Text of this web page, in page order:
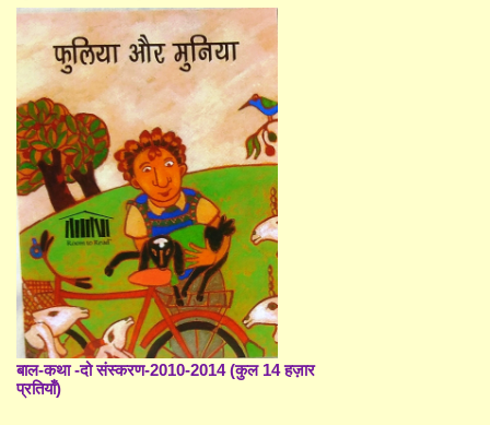
बाल-कथा -दो संस्करण-2010-2014 (कुल 14 हज़ार
प्रतियाँ)